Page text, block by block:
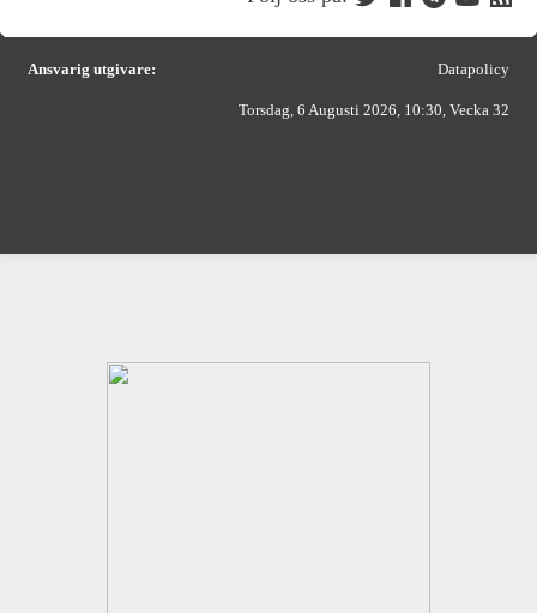
Ansvarig utgivare: Datapolicy
Torsdag, 6 Augusti 2026, 10:30, Vecka 32